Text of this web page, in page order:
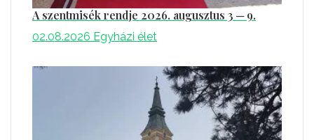
A szentmisék rendje 2026. augusztus 3 ─ 9.
02.08.2026 Egyházi élet